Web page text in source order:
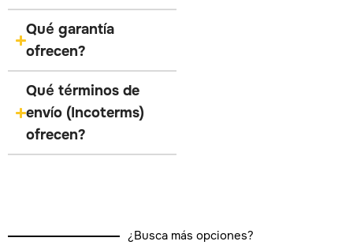
Qué garantía
ofrecen?
Qué términos de
envío (Incoterms)
ofrecen?
¿Busca más opciones?